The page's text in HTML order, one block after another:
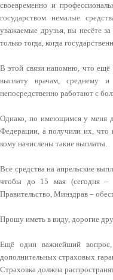
своевременно и
государством немалые
уважаемые друзья, вы несёте
только тогда, когда
В этой связи напомню, что ещё
выплату врачам, среднему
непосредственно работают с
Однако, по имеющимся у меня
Федерации, а получили их, что
кому начислены такие выплаты.
Все средства на апрельские
чтобы до 15 мая (сегодня –
Правительство, Минздрав –
Прошу иметь в виду, дорогие
Ещё один важнейший
дополнительных страховых
Страховка должна